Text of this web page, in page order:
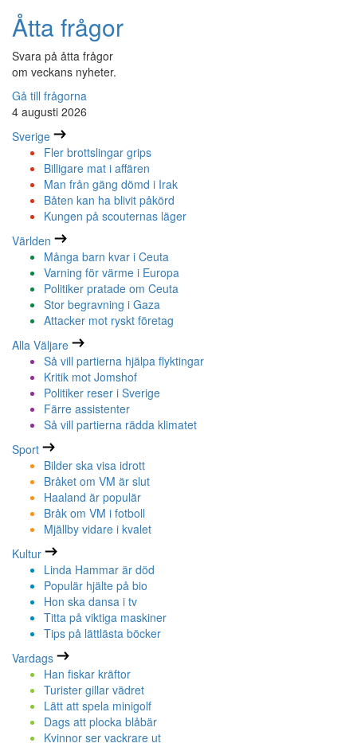
Åtta frågor
Svara på åtta frågor
om veckans nyheter.
Gå till frågorna
4 augusti 2026
Sverige
Fler brottslingar grips
Billigare mat i affären
Man från gäng dömd i Irak
Båten kan ha blivit påkörd
Kungen på scouternas läger
Världen
Många barn kvar i Ceuta
Varning för värme i Europa
Politiker pratade om Ceuta
Stor begravning i Gaza
Attacker mot ryskt företag
Alla Väljare
Så vill partierna hjälpa flyktingar
Kritik mot Jomshof
Politiker reser i Sverige
Färre assistenter
Så vill partierna rädda klimatet
Sport
Bilder ska visa idrott
Bråket om VM är slut
Haaland är populär
Bråk om VM i fotboll
Mjällby vidare i kvalet
Kultur
Linda Hammar är död
Populär hjälte på bio
Hon ska dansa i tv
Titta på viktiga maskiner
Tips på lättlästa böcker
Vardags
Han fiskar kräftor
Turister gillar vädret
Lätt att spela minigolf
Dags att plocka blåbär
Kvinnor ser vackrare ut